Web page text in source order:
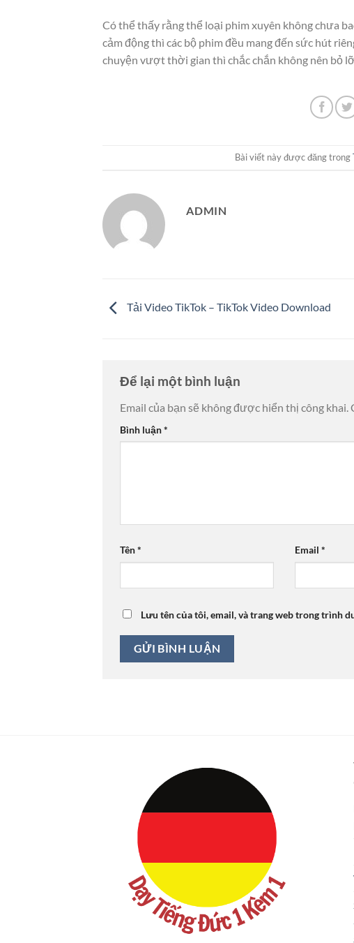
Có thể thấy rằng thể loại phim xuyên không chưa
cảm động thì các bộ phim đều mang đến sức hút
chuyện vượt thời gian thì chắc chắn không nên bỏ
Bài viết này được đăng trong
ADMIN
Tải Video TikTok – TikTok Video Download
Để lại một bình luận
Email của bạn sẽ không được hiển thị công khai.
Bình luận*
Tên* Email *
Lưu tên của tôi, email, và trang web trong trình